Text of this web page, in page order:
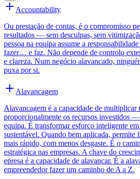
Accountability
Ou prestação de contas, é o compromisso
resultados — sem desculpas, sem
pessoa na equipa assume a
fazer… e faz. Não depende de controlo
e clareza. Num negócio alavancado,
puxa por si.
Alavancagem
Alavancagem é a capacidade de multiplicar
proporcionalmente os recursos investidos
equipa. É transformar esforço inteligente
sustentável. Quando bem aplicada, permite
mais rápido, com menos desgaste. É o
estratégica nas empresas. A chave do
epresa é a capacidade de alavancar. É a
empreendedor fazer um caminho de A a Z.